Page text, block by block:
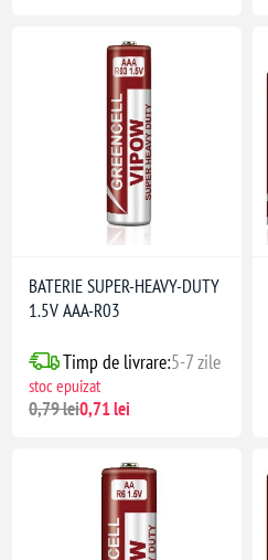
BATERIE SUPER-HEAVY-DUTY
1.5V AAA-R03
Timp de livrare:5-7 zile
stoc epuizat
0,79 lei0,71 lei